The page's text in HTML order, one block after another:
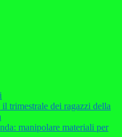
il trimestrale dei ragazzi della
manipolare materiali per